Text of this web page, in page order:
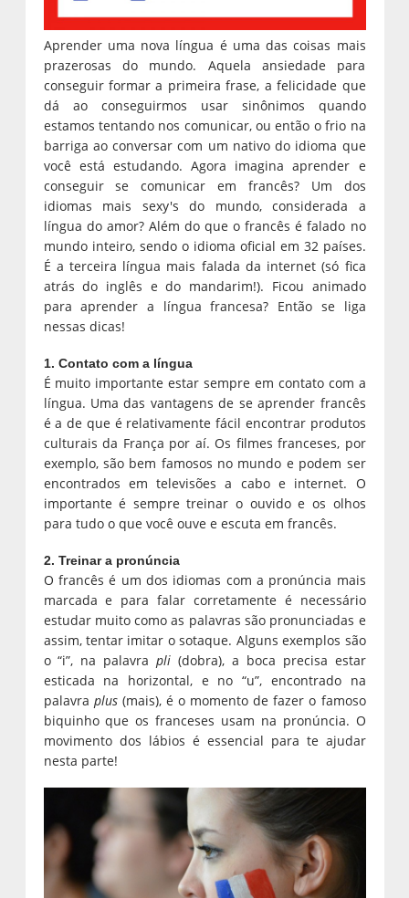
Aprender uma nova língua é uma das coisas mais
prazerosas do mundo. Aquela ansiedade para
conseguir formar a primeira frase, a felicidade que
dá ao conseguirmos usar sinônimos quando
estamos tentando nos comunicar, ou então o frio na
barriga ao conversar com um nativo do idioma que
você está estudando. Agora imagina aprender e
conseguir se comunicar em francês? Um dos
idiomas mais sexy's do mundo, considerada a
língua do amor? Além do que o francês é falado no
mundo inteiro, sendo o idioma oficial em 32 países.
É a terceira língua mais falada da internet (só fica
atrás do inglês e do mandarim!). Ficou animado
para aprender a língua francesa? Então se liga
nessas dicas!
1. Contato com a língua
É muito importante estar sempre em contato com a
língua. Uma das vantagens de se aprender francês
é a de que é relativamente fácil encontrar produtos
culturais da França por aí. Os filmes franceses, por
exemplo, são bem famosos no mundo e podem ser
encontrados em televisões a cabo e internet. O
importante é sempre treinar o ouvido e os olhos
para tudo o que você ouve e escuta em francês.
2. Treinar a pronúncia
O francês é um dos idiomas com a pronúncia mais
marcada e para falar corretamente é necessário
estudar muito como as palavras são pronunciadas e
assim, tentar imitar o sotaque. Alguns exemplos são
o“i”, na palavrapli (dobra), a boca precisa estar
esticada na horizontal, e no “u”, encontrado na
palavra plus(mais), é o momento de fazer o famoso
biquinho que os franceses usam na pronúncia. O
movimento dos lábios é essencial para te ajudar
nesta parte!